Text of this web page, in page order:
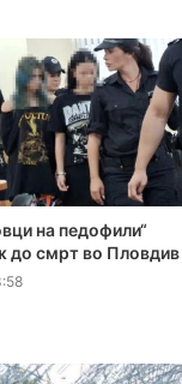
на педофили“
до смрт во Пловдив